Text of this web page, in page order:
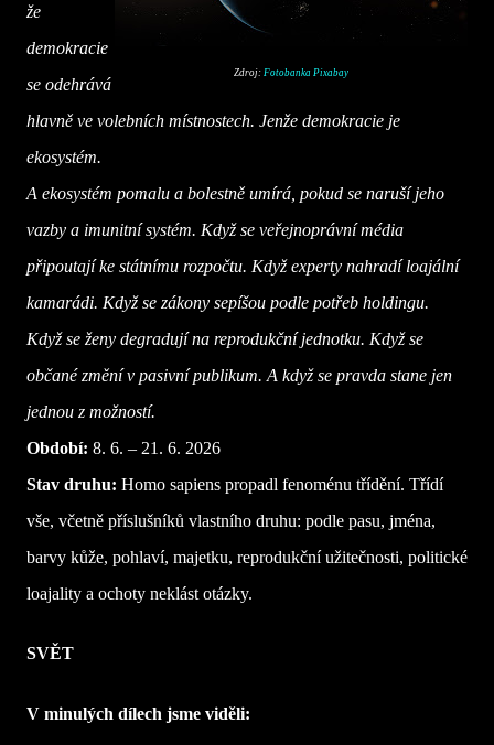
Zdroj: Fotobanka Pixabay
že
demokracie
se odehrává
hlavně ve volebních místnostech. Jenže demokracie je
ekosystém.
A ekosystém pomalu a bolestně umírá, pokud se naruší jeho
vazby a imunitní systém. Když se veřejnoprávní média
připoutají ke státnímu rozpočtu. Když experty nahradí loajální
kamarádi. Když se zákony sepíšou podle potřeb holdingu.
Když se ženy degradují na reprodukční jednotku. Když se
občané změní v pasivní publikum. A když se pravda stane jen
jednou z možností.
Období: 8. 6. – 21. 6. 2026
Stav druhu: Homo sapiens propadl fenoménu třídění. Třídí
vše, včetně příslušníků vlastního druhu: podle pasu, jména,
barvy kůže, pohlaví, majetku, reprodukční užitečnosti, politické
loajality a ochoty neklást otázky.
SVĚT
V minulých dílech jsme viděli: